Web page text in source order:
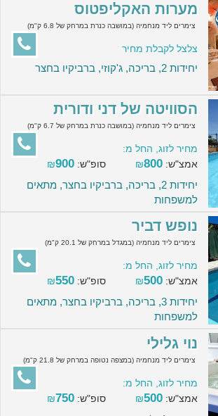
מערות האקליפטוס
צימרים ליד מנחמיה (במושבה כנרת במרחק של 6.8 ק"מ)
צלצל לקבלת מחיר
יחידות 2, בריכה, ג'קוזי, ברביקיו בחצר
הסוויטה של דני ודורית
צימרים ליד מנחמיה (במושבה כנרת במרחק של 6.7 ק"מ)
מחיר לזוג, החל מ:
אמצ"ש:
₪800 סופ"ש: ₪900
יחידות 2, בריכה, ברביקיו בחצר, מתאים
למשפחות
נופש דביר
צימרים ליד מנחמיה (במגדל במרחק של 20.1 ק"מ)
מחיר לזוג, החל מ:
אמצ"ש:
₪500 סופ"ש: ₪550
יחידות 3, בריכה, ברביקיו בחצר, מתאים
למשפחות
נוי גלילי
צימרים ליד מנחמיה (במצפה נטופה במרחק של 21.8 ק"מ)
מחיר לזוג, החל מ:
אמצ"ש:
₪500 סופ"ש: ₪750